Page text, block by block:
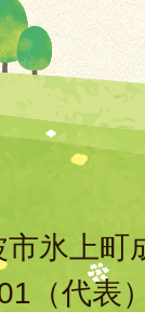
氷上町
（代表